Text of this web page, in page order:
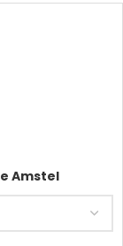
Amstel